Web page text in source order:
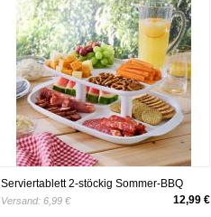
Serviertablett 2-stöckig Sommer-BBQ
Basilico
Versand: 6,99 € 12,99 €